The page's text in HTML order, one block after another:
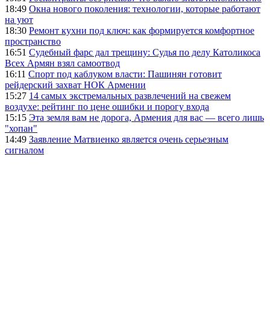
18:49 Окна нового поколения: технологии, которые работают
на уют
18:30 Ремонт кухни под ключ: как формируется комфортное
пространство
16:51 Судебный фарс дал трещину: Судья по делу Католикоса
Всех Армян взял самоотвод
16:11 Спорт под каблуком власти: Пашинян готовит
рейдерский захват НОК Армении
15:27 14 самых экстремальных развлечений на свежем
воздухе: рейтинг по цене ошибки и порогу входа
15:15 Эта земля вам не дорога, Армения для вас — всего лишь
"хопан"
14:49 Заявление Матвиенко является очень серьезным
сигналом